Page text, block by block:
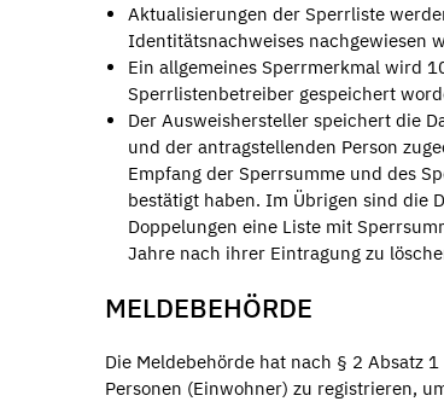
Aktualisierungen der Sperrliste
Identitätsnachweises nachgewiesen
Ein allgemeines Sperrmerkmal wird
Sperrlistenbetreiber gespeichert
Der Ausweishersteller speichert die
und der antragstellenden Person
Empfang der Sperrsumme und des
bestätigt haben. Im Übrigen sind die
Doppelungen eine Liste mit
Jahre nach ihrer Eintragung zu
MELDEBEHÖRDE
Die Meldebehörde hat nach § 2 Absatz
Personen (Einwohner) zu registrieren,